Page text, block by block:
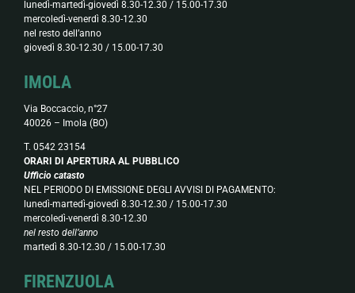
lunedì-martedì-giovedì 8.30-12.30 / 15.00-17.30
mercoledì-venerdì 8.30-12.30
nel resto dell’anno
giovedì 8.30-12.30 / 15.00-17.30
IMOLA
Via Boccaccio, n°27
40026 – Imola (BO)
T. 0542 23154
ORARI DI APERTURA AL PUBBLICO
Ufficio catasto
NEL PERIODO DI EMISSIONE DEGLI AVVISI DI PAGAMENTO:
lunedì-martedì-giovedì 8.30-12.30 / 15.00-17.30
mercoledì-venerdì 8.30-12.30
nel resto dell’anno
martedì 8.30-12.30 / 15.00-17.30
FIRENZUOLA